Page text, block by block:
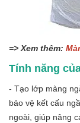
=> Xem thêm:
Tính năng
- Tạo lớp màng
bảo vệ kết cấu
ngoài, giúp nâng